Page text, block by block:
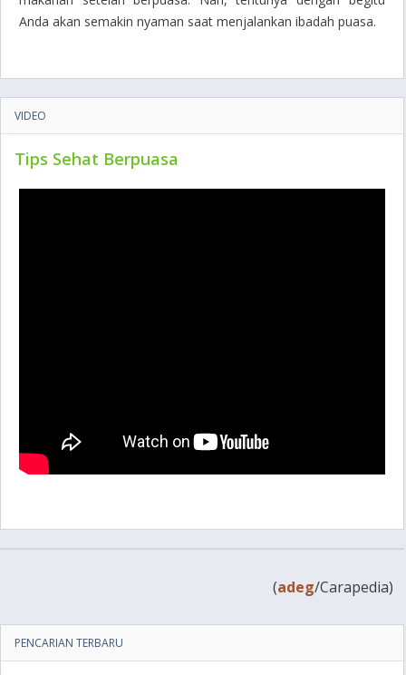
Anda akan semakin nyaman saat menjalankan ibadah puasa.
VIDEO
Tips Sehat Berpuasa
(adeg/Carapedia)
PENCARIAN TERBARU